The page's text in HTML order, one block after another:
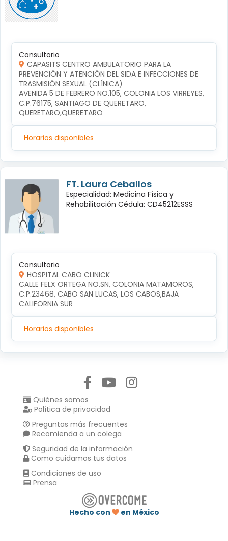
Consultorio
CAPASITS CENTRO AMBULATORIO PARA LA
PREVENCIÓN Y ATENCIÓN DEL SIDA E INFECCIONES DE
TRASMISIÓN SEXUAL (CLÍNICA)
AVENIDA 5 DE FEBRERO NO.105, COLONIA LOS VIRREYES,
C.P.76175, SANTIAGO DE QUERETARO,
QUERETARO,QUERETARO
Horarios disponibles
FT. Laura Ceballos
Especialidad: Medicina Física y
Rehabilitación Cédula: CD45212ESSS
Consultorio
HOSPITAL CABO CLINICK
CALLE FELX ORTEGA NO.SN, COLONIA MATAMOROS,
C.P.23468, CABO SAN LUCAS, LOS CABOS,BAJA
CALIFORNIA SUR
Horarios disponibles
Quiénes somos
Política de privacidad
Preguntas más frecuentes
Recomienda a un colega
Seguridad de la información
Como cuidamos tus datos
Condiciones de uso
Prensa
Hecho con
en México